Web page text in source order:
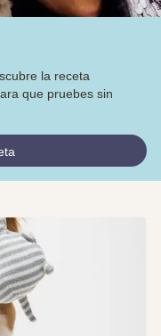
la receta
que pruebes sin